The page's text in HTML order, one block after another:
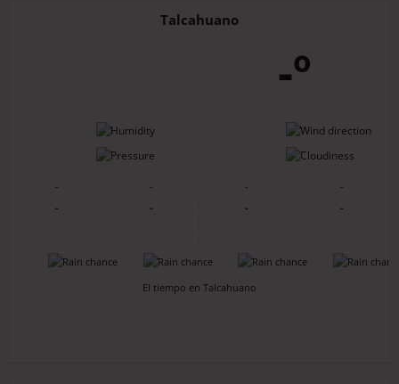
Talcahuano
-º
-
-
-
-
-
-
-
-
-
-
-
-
-
-
-
-
El tiempo en Talcahuano